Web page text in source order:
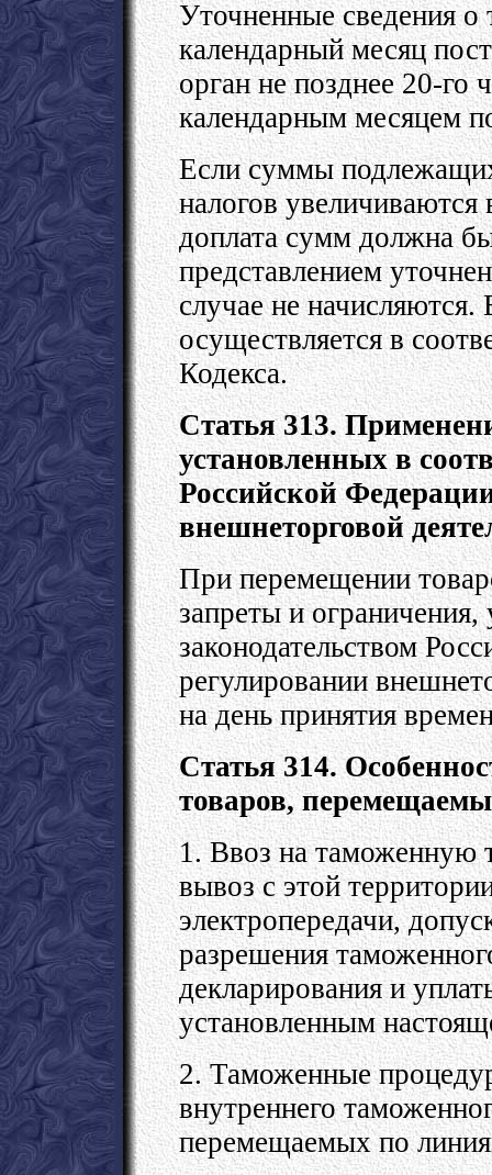
Уточненные сведения о
календарный месяц
орган не позднее 20-
календарным месяцем
Если суммы
налогов увеличиваются
доплата сумм должна
представлением
случае не
осуществляется в
Кодекса.
Статья 313.
установленных в
Российской
внешнеторговой
При перемещении
запреты и ограничения,
законодательством
регулировании
на день принятия
Статья 314.
товаров,
1. Ввоз на таможенную
вывоз с этой
электропередачи,
разрешения
декларирования и
установленным
2. Таможенные
внутреннего
перемещаемых по